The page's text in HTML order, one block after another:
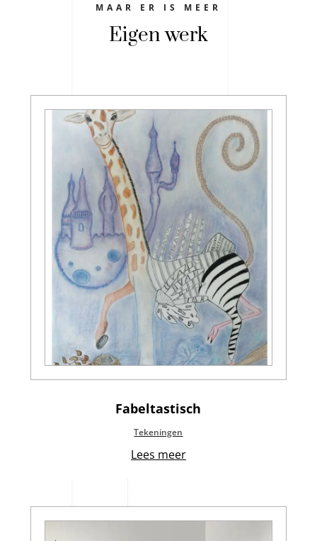
MAAR ER IS MEER
Eigen werk
Fabeltastisch
Tekeningen
Lees meer